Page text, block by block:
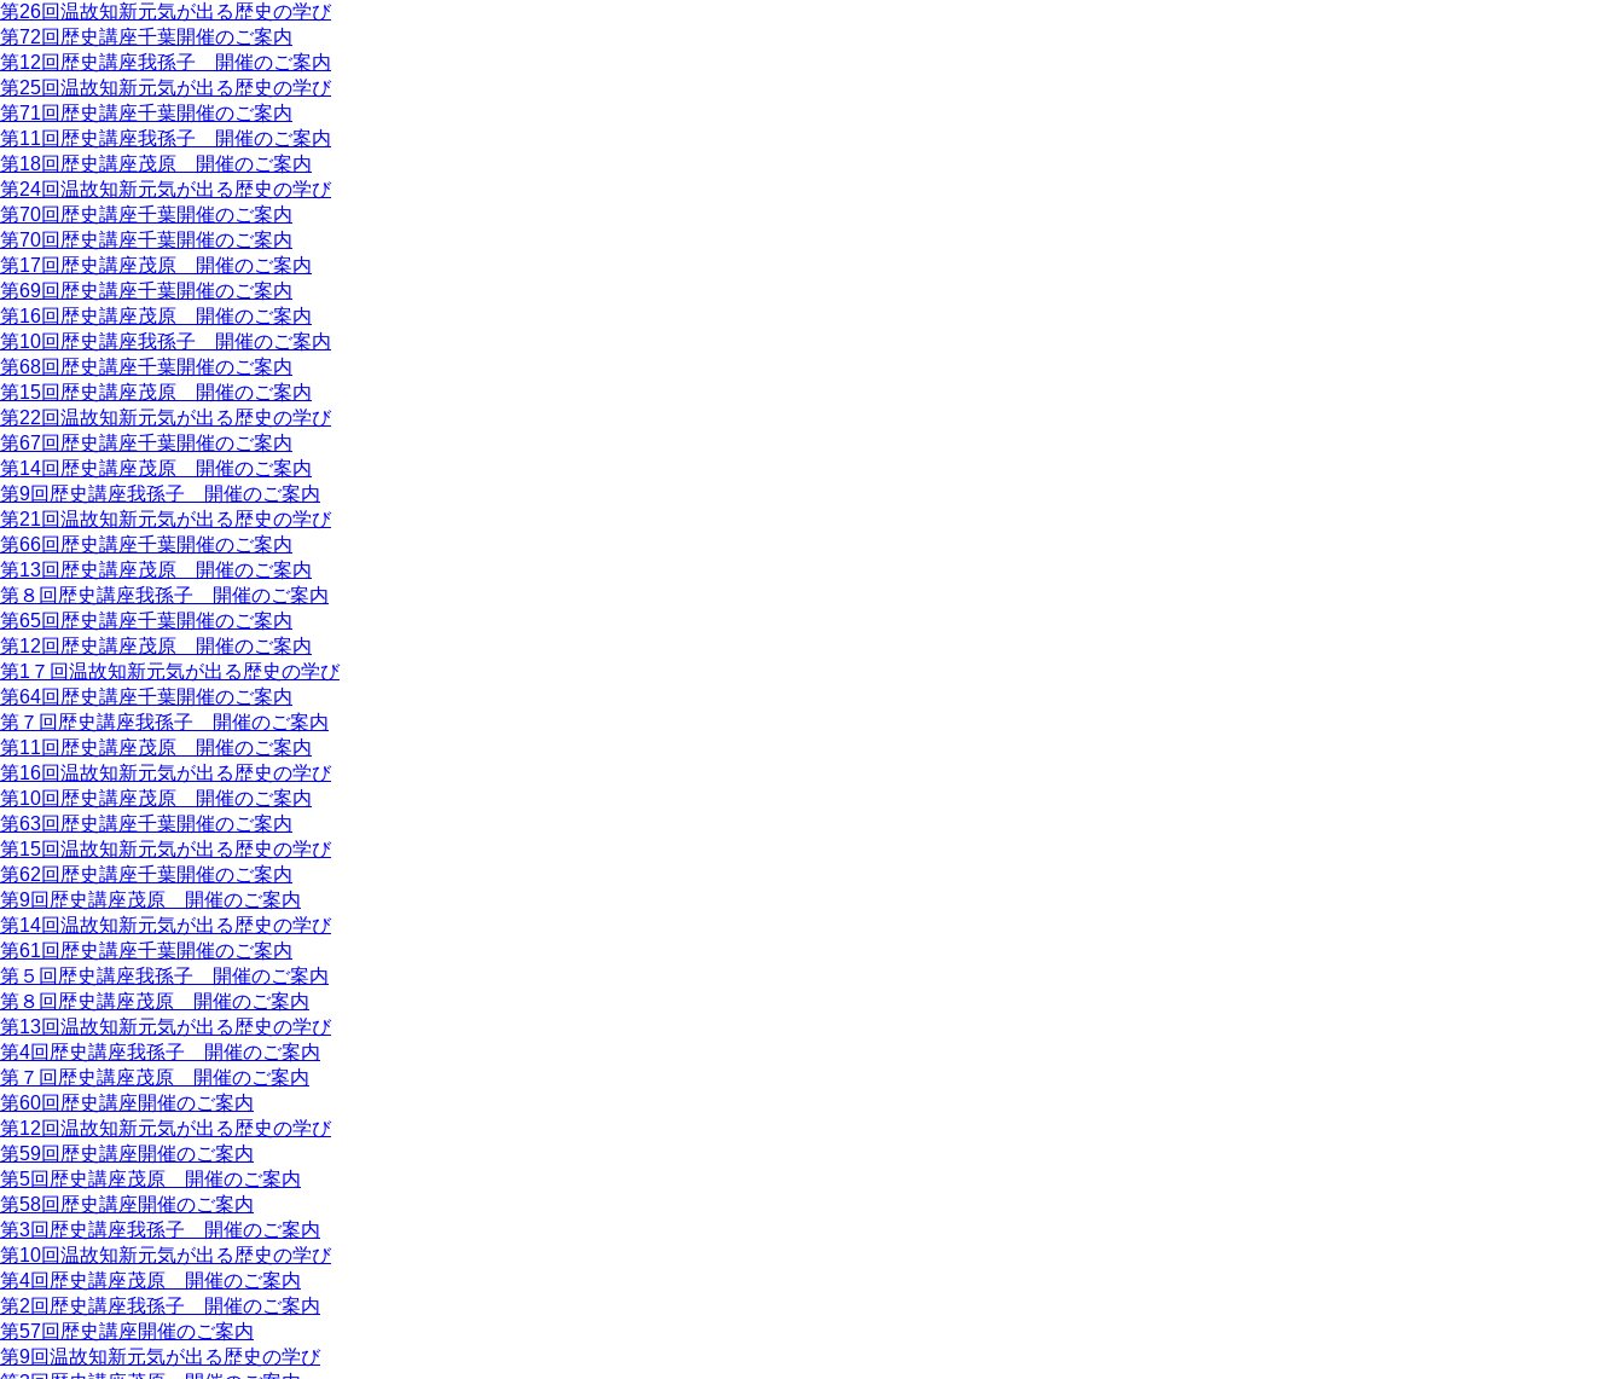
第26回温故知新元気が出る歴史の学び
第72回歴史講座千葉開催のご案内
第12回歴史講座我孫子 開催のご案内
第25回温故知新元気が出る歴史の学び
第71回歴史講座千葉開催のご案内
第11回歴史講座我孫子 開催のご案内
第18回歴史講座茂原 開催のご案内
第24回温故知新元気が出る歴史の学び
第70回歴史講座千葉開催のご案内
第70回歴史講座千葉開催のご案内
第17回歴史講座茂原 開催のご案内
第69回歴史講座千葉開催のご案内
第16回歴史講座茂原 開催のご案内
第10回歴史講座我孫子 開催のご案内
第68回歴史講座千葉開催のご案内
第15回歴史講座茂原 開催のご案内
第22回温故知新元気が出る歴史の学び
第67回歴史講座千葉開催のご案内
第14回歴史講座茂原 開催のご案内
第9回歴史講座我孫子 開催のご案内
第21回温故知新元気が出る歴史の学び
第66回歴史講座千葉開催のご案内
第13回歴史講座茂原 開催のご案内
第８回歴史講座我孫子 開催のご案内
第65回歴史講座千葉開催のご案内
第12回歴史講座茂原 開催のご案内
第1７回温故知新元気が出る歴史の学び
第64回歴史講座千葉開催のご案内
第７回歴史講座我孫子 開催のご案内
第11回歴史講座茂原 開催のご案内
第16回温故知新元気が出る歴史の学び
第10回歴史講座茂原 開催のご案内
第63回歴史講座千葉開催のご案内
第15回温故知新元気が出る歴史の学び
第62回歴史講座千葉開催のご案内
第9回歴史講座茂原 開催のご案内
第14回温故知新元気が出る歴史の学び
第61回歴史講座千葉開催のご案内
第５回歴史講座我孫子 開催のご案内
第８回歴史講座茂原 開催のご案内
第13回温故知新元気が出る歴史の学び
第4回歴史講座我孫子 開催のご案内
第７回歴史講座茂原 開催のご案内
第60回歴史講座開催のご案内
第12回温故知新元気が出る歴史の学び
第59回歴史講座開催のご案内
第5回歴史講座茂原 開催のご案内
第58回歴史講座開催のご案内
第3回歴史講座我孫子 開催のご案内
第10回温故知新元気が出る歴史の学び
第4回歴史講座茂原 開催のご案内
第2回歴史講座我孫子 開催のご案内
第57回歴史講座開催のご案内
第9回温故知新元気が出る歴史の学び